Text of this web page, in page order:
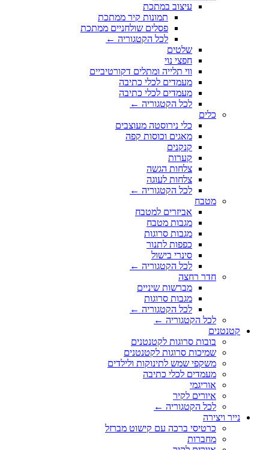
עיצוב במתכת
תמונות קיר ממתכת
פסלים שולחניים ממתכת
לכל הקטגוריה ←
שלטים
חפצי נוי
ווי תלייה ומתלים דקורטיביים
מעמדים לכלי כתיבה
מעמדים לכלי כתיבה
לכל הקטגוריה ←
כלים
כלי נירוסטה מעוצבים
מאגים וכוסות קפה
קנקנים
קערות
צלחות הגשה
צלחות לעוגה
לכל הקטגוריה ←
מטבח
אביזרים למטבח
מגבות מטבח
מגבות סרוגות
כפפות לתנור
סינרי בישול
לכל הקטגוריה ←
חדר רחצה
מברשות שיניים
מגבות סרוגות
לכל הקטגוריה ←
לכל הקטגוריה ←
קטנטנים
בובות סרוגות לקטנטנים
שמיכות סרוגות לקטנטנים
משקפי שמש לתינוקות ולילדים
מעמדים לכלי כתיבה
אוריגמי
איורים לקיר
לכל הקטגוריה ←
נייר ויצירה
כרטיסי ברכה עם קישוט מברזל
מחברות